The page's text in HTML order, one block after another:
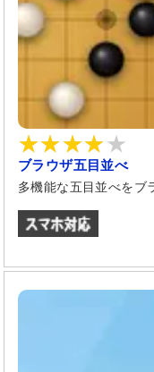
ブラウザ五目並べ
多機能な五目並べをブ